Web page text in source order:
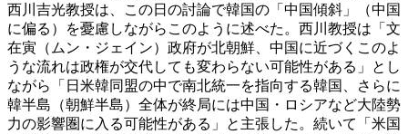
西川吉光教授は、この日の討論で韓国の「中国傾斜」（中国
に偏る）を憂慮しながらこのように述べた。西川教授は「文
在寅（ムン・ジェイン）政府が北朝鮮、中国に近づくこのよ
うな流れは政権が交代しても変わらない可能性がある」とし
ながら「日米韓同盟の中で南北統一を指向する韓国、さらに
韓半島（朝鮮半島）全体が終局には中国・ロシアなど大陸勢
力の影響圏に入る可能性がある」と主張した。続いて「米国